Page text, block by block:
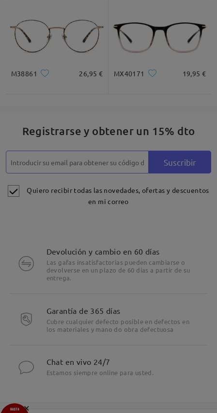
M38861 26,95 € MX40171 19,95 €
Registrarse y obtener un 15% dto
Suscribir
Quiero recibir todas las novedades, ofertas y descuentos
en mi correo
Devolución y cambio en 60 días
Las gafas insatisfactorias pueden cambiarse o
devolverse en un plazo de 60 días a partir de su
entrega.
Garantía de 365 días
Cubre cualquier defecto posible en defectos en
los materiales y mano do obra defectuosa
Chat en vivo 24/7
Estamos siempre online para usted.
×